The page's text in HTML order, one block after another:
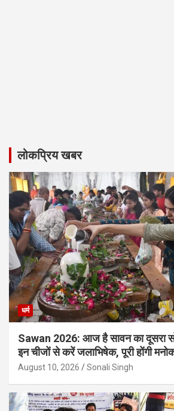
लोकप्रिय खबर
धर्म
Sawan 2026: आज है सावन का दूसरा
इन चीजों से करें जलाभिषेक, पूरी होंगी
August 10, 2026 Sonali Singh